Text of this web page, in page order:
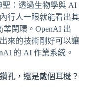
聖：透過生物學與 AI
行人一眼就能看出其
閉環。OpenAI 出
來的技術剛好可以讓
的 AI 作業系統。
孔，還是戴個耳機？